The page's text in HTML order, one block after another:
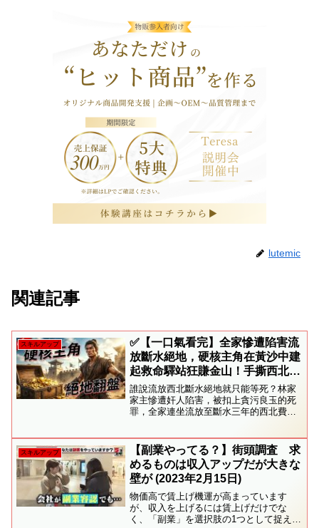
lutemic
関連記事
スキルアップ
✅️【一口氣看完】全家慘遭陷害流
放斷水絕地，硬核主角在黃沙中建
起救命驛站狂賺金山！手撕西北貪
官，揪出京城黑幕洗刷家族沉冤！
#短劇
誰說流放西北斷水絕地就只能等死？林家
家主慘遭奸人陷害，被扣上貪污良玉的死
罪，全家連坐流放至斷水三年的西北費
水都要被殘忍毒打！面對這如同人間煉獄
的絕境，主角瞬間人間清醒，...
スキルアップ
【副業やってる？】街頭調査 求
めるものは収入アップだが大きな
壁が (2023年2月15日)
物価高で賃上げ機運が高まっています
が、収入を上げるには賃上げだけでな
く、「副業」を選択肢の1つとして捉えて